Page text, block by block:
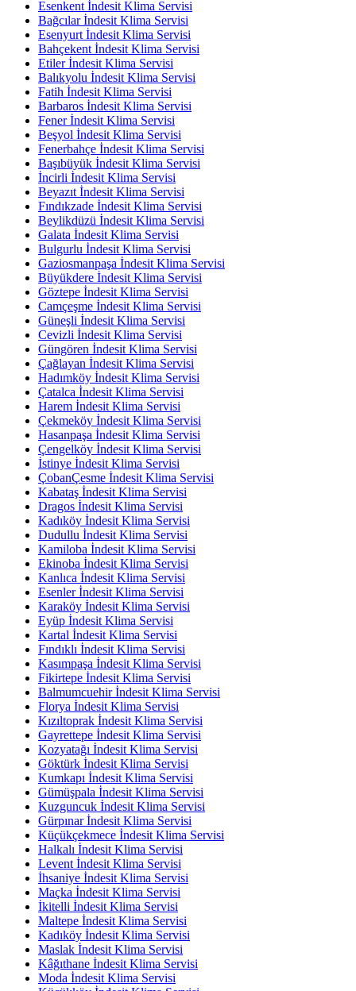
Esenkent İndesit Klima Servisi
Bağcılar İndesit Klima Servisi
Esenyurt İndesit Klima Servisi
Bahçekent İndesit Klima Servisi
Etiler İndesit Klima Servisi
Balıkyolu İndesit Klima Servisi
Fatih İndesit Klima Servisi
Barbaros İndesit Klima Servisi
Fener İndesit Klima Servisi
Beşyol İndesit Klima Servisi
Fenerbahçe İndesit Klima Servisi
Başıbüyük İndesit Klima Servisi
İncirli İndesit Klima Servisi
Beyazıt İndesit Klima Servisi
Fındıkzade İndesit Klima Servisi
Beylikdüzü İndesit Klima Servisi
Galata İndesit Klima Servisi
Bulgurlu İndesit Klima Servisi
Gaziosmanpaşa İndesit Klima Servisi
Büyükdere İndesit Klima Servisi
Göztepe İndesit Klima Servisi
Camçeşme İndesit Klima Servisi
Güneşli İndesit Klima Servisi
Cevizli İndesit Klima Servisi
Güngören İndesit Klima Servisi
Çağlayan İndesit Klima Servisi
Hadımköy İndesit Klima Servisi
Çatalca İndesit Klima Servisi
Harem İndesit Klima Servisi
Çekmeköy İndesit Klima Servisi
Hasanpaşa İndesit Klima Servisi
Çengelköy İndesit Klima Servisi
İstinye İndesit Klima Servisi
ÇobanÇesme İndesit Klima Servisi
Kabataş İndesit Klima Servisi
Dragos İndesit Klima Servisi
Kadıköy İndesit Klima Servisi
Dudullu İndesit Klima Servisi
Kamiloba İndesit Klima Servisi
Ekinoba İndesit Klima Servisi
Kanlıca İndesit Klima Servisi
Esenler İndesit Klima Servisi
Karaköy İndesit Klima Servisi
Eyüp İndesit Klima Servisi
Kartal İndesit Klima Servisi
Fındıklı İndesit Klima Servisi
Kasımpaşa İndesit Klima Servisi
Fikirtepe İndesit Klima Servisi
Balmumcuehir İndesit Klima Servisi
Florya İndesit Klima Servisi
Kızıltoprak İndesit Klima Servisi
Gayrettepe İndesit Klima Servisi
Kozyatağı İndesit Klima Servisi
Göktürk İndesit Klima Servisi
Kumkapı İndesit Klima Servisi
Gümüşpala İndesit Klima Servisi
Kuzguncuk İndesit Klima Servisi
Gürpınar İndesit Klima Servisi
Küçükçekmece İndesit Klima Servisi
Halkalı İndesit Klima Servisi
Levent İndesit Klima Servisi
İhsaniye İndesit Klima Servisi
Maçka İndesit Klima Servisi
İkitelli İndesit Klima Servisi
Maltepe İndesit Klima Servisi
Kadıköy İndesit Klima Servisi
Maslak İndesit Klima Servisi
Kâğıthane İndesit Klima Servisi
Moda İndesit Klima Servisi